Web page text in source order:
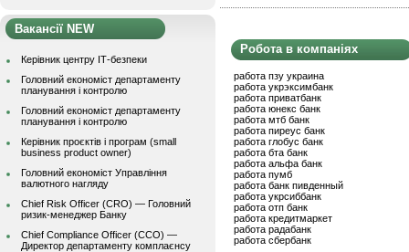
Вакансії NEW
Керівник центру ІТ-безпеки
Головний економіст департаменту
планування і контролю
Головний економіст департаменту
планування і контролю
Керівник проєктів і програм (small
business product owner)
Головний економіст Управління
валютного нагляду
Chief Risk Officer (CRO) — Головний
ризик-менеджер Банку
Chief Compliance Officer (CCO) —
Директор департаменту комплаєнсу
Робота в компаніях
работа пзу украина
работа укрэксимбанк
работа приватбанк
работа юнекс банк
работа мтб банк
работа пиреус банк
работа глобус банк
работа бта банк
работа альфа банк
работа пумб
работа банк пивденный
работа укрсиббанк
работа отп банк
работа кредитмаркет
работа радабанк
работа сбербанк